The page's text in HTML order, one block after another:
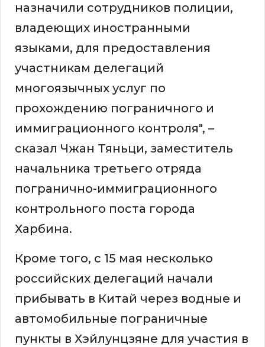
назначили сотрудников полиции,
владеющих иностранными
языками, для предоставления
участникам делегаций
многоязычных услуг по
прохождению пограничного и
иммиграционного контроля", –
сказал Чжан Тяньци, заместитель
начальника третьего отряда
погранично-иммиграционного
контрольного поста города
Харбина.
Кроме того, с 15 мая несколько
российских делегаций начали
прибывать в Китай через водные и
автомобильные пограничные
пункты в Хэйлунцзяне для участия в